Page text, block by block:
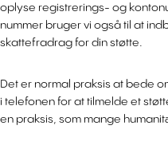
oplyse registrerings- og
nummer bruger vi også til at
skattefradrag for din støtte.
Det er normal praksis at bede
i telefonen for at tilmelde et
en praksis, som mange